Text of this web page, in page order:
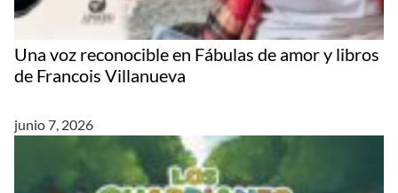
Una voz reconocible en Fábulas de amor y libros
de Francois Villanueva
junio 7, 2026